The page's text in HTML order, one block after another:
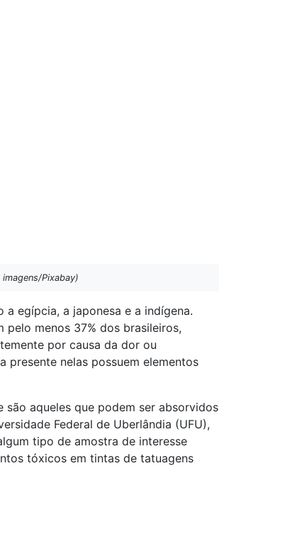
Pixabay)
egípcia, a japonesa e a indígena.
menos 37% dos brasileiros,
por causa da dor ou
presente nelas possuem elementos
aqueles que podem ser absorvidos
Federal de Uberlândia (UFU),
tipo de amostra de interesse
tóxicos em tintas de tatuagens